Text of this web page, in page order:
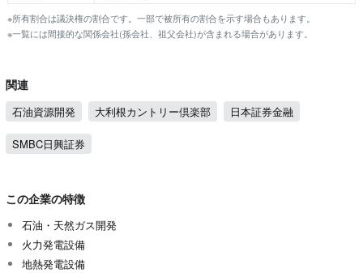
※所有割合は議決権の割合です。一部で被所有の割合を示す場合もあります。
※一覧には間接的な関係会社(孫会社、祖父会社)が含まれる場合があります。
関連
石油資源開発 大利根カントリー倶楽部 日本証券金融
SMBC日興証券
この企業の特徴
石油・天然ガス開発
火力発電設備
地熱発電設備